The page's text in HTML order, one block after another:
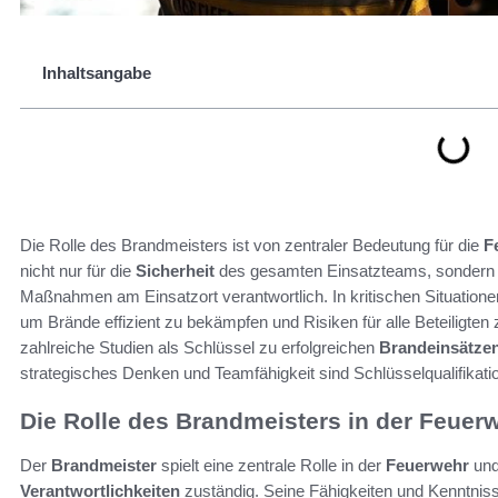
Inhaltsangabe
Die Rolle des Brandmeisters ist von zentraler Bedeutung für die
nicht nur für die Sicherheit des gesamten Einsatzteams,
Maßnahmen am Einsatzort verantwortlich. In kritischen
um Brände effizient zu bekämpfen und Risiken für alle
zahlreiche Studien als Schlüssel zu erfolgreichen
strategisches Denken und Teamfähigkeit sind
Die Rolle des Brandmeisters in der
Der Brandmeister spielt eine zentrale Rolle in der Feuerwehr
Verantwortlichkeiten zuständig. Seine Fähigkeiten und